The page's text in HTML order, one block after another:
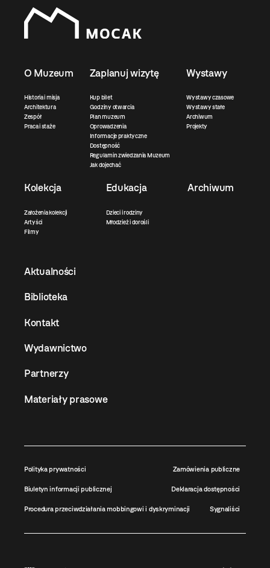
O Muzeum
Historia i misja
Architektura
Zespół
Praca i staże
Zaplanuj wizytę
Kup bilet
Godziny otwarcia
Plan muzeum
Oprowadzenia
Informacje praktyczne
Dostępność
Regulamin zwiedzania Muzeum
Jak dojechać
Wystawy
Wystawy czasowe
Wystawy stałe
Archiwum
Projekty
Kolekcja
Założenia kolekcji
Artyści
Filmy
Edukacja
Dzieci i rodziny
Młodzież i dorośli
Archiwum
Aktualności
Biblioteka
Kontakt
Wydawnictwo
Partnerzy
Materiały prasowe
Polityka prywatności Zamówienia publiczne
Biuletyn informacji publicznej Deklaracja dostępności
Procedura przeciwdziałania mobbingowi i dyskryminacji Sygnaliści